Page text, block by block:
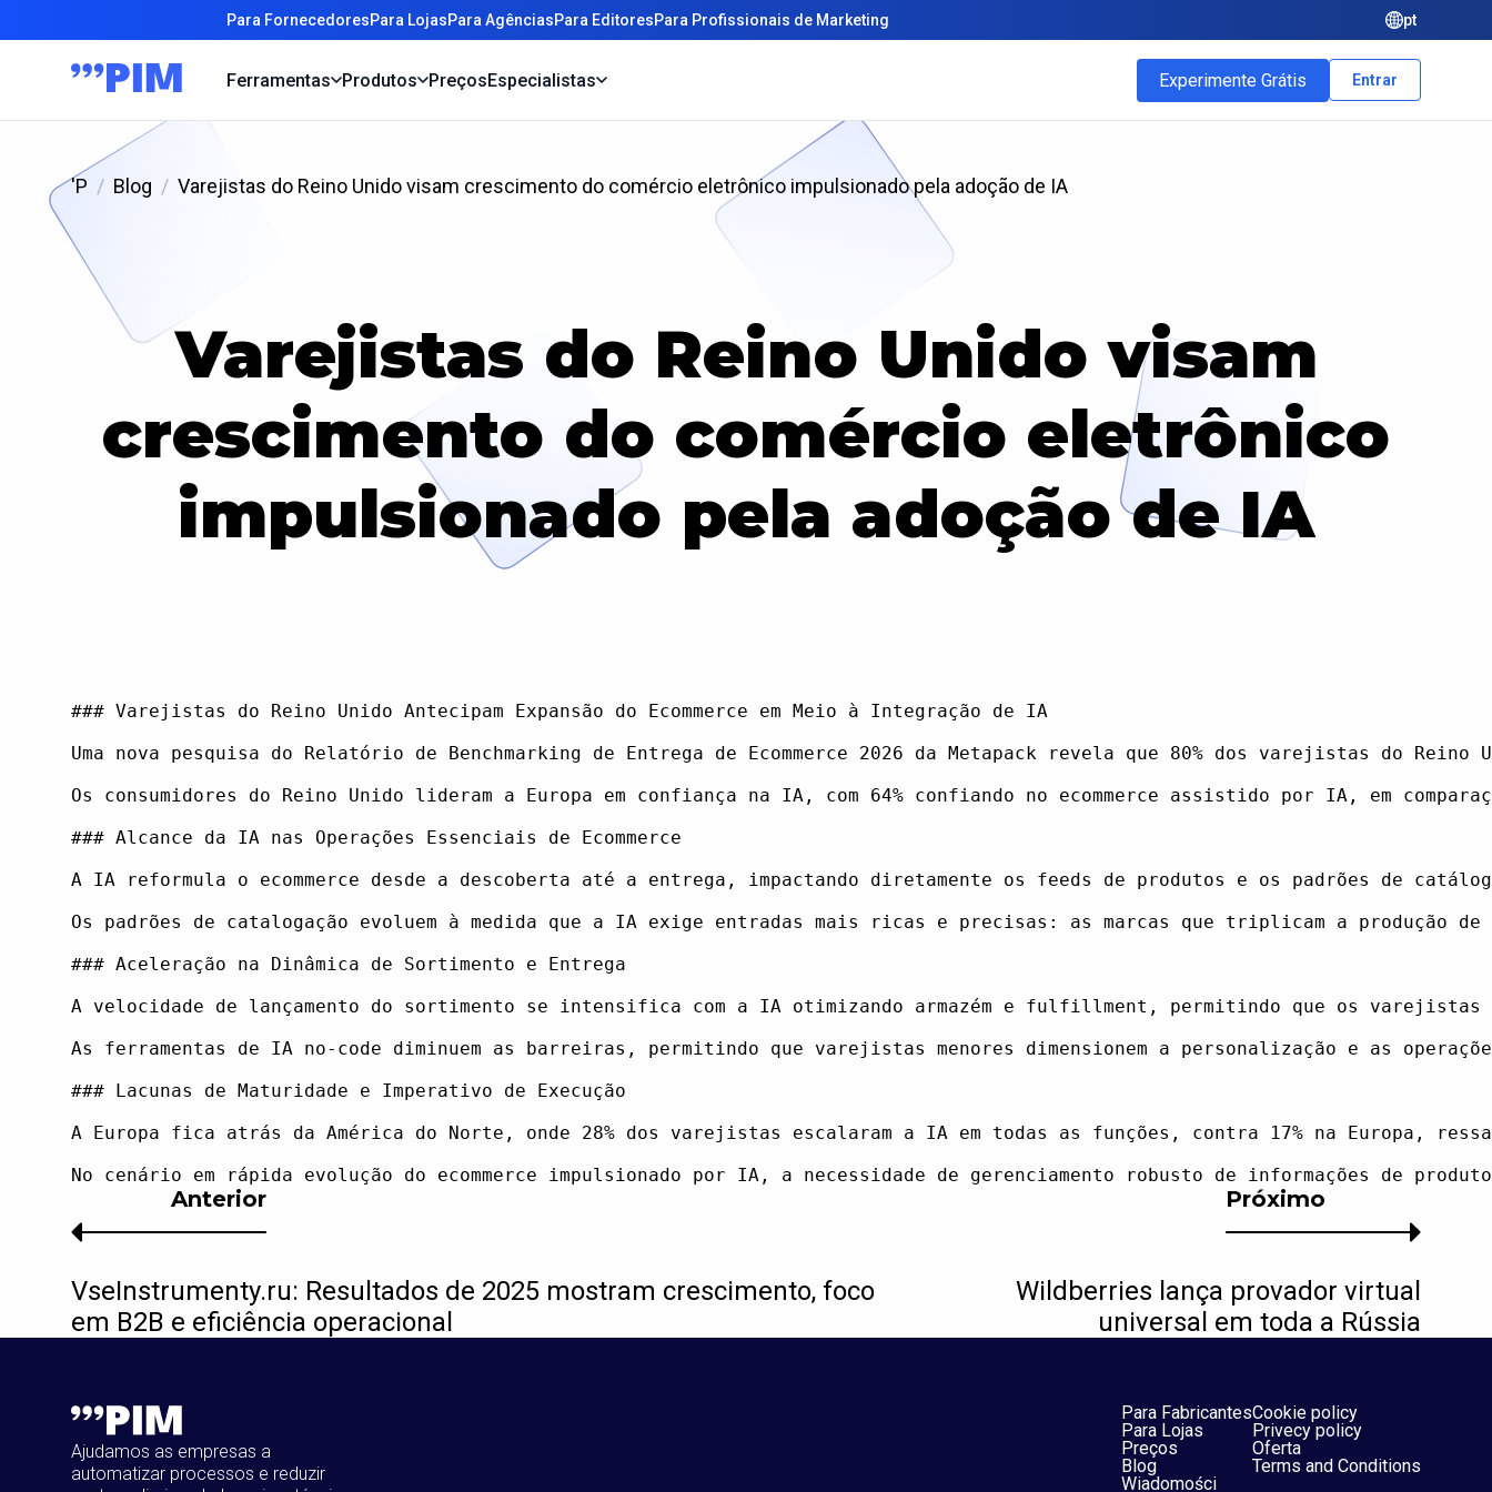
Para FornecedoresPara LojasPara AgênciasPara EditoresPara Profissionais de Marketing pt
Ferramentas Produtos PreçosEspecialistas Experimente Grátis Entrar
'P Blog Varejistas do Reino Unido visam crescimento do comércio eletrônico impulsionado pela adoção de IA
Varejistas do Reino Unido visam
crescimento do comércio eletrônico
impulsionado pela adoção de IA
### Varejistas do Reino Unido Antecipam Expansão do Ecommerce em Meio à Integração de IA
Uma nova pesquisa do Relatório de Benchmarking de Entrega de Ecommerce 2026 da Metapack revela que 80% dos varejistas do
Os consumidores do Reino Unido lideram a Europa em confiança na IA, com 64% confiando no ecommerce assistido por IA, em
### Alcance da IA nas Operações Essenciais de Ecommerce
A IA reformula o ecommerce desde a descoberta até a entrega, impactando diretamente os feeds de produtos e os padrões de
Os padrões de catalogação evoluem à medida que a IA exige entradas mais ricas e precisas: as marcas que triplicam a produção
### Aceleração na Dinâmica de Sortimento e Entrega
A velocidade de lançamento do sortimento se intensifica com a IA otimizando armazém e fulfillment, permitindo que os varejistas
As ferramentas de IA no-code diminuem as barreiras, permitindo que varejistas menores dimensionem a personalização e as
### Lacunas de Maturidade e Imperativo de Execução
A Europa fica atrás da América do Norte, onde 28% dos varejistas escalaram a IA em todas as funções, contra 17% na Europa,
Próximo
Wildberries lança provador virtual
universal em toda a Rússia
Anterior
VseInstrumenty.ru: Resultados de 2025 mostram crescimento, foco
em B2B e eficiência operacional
Ajudamos as empresas a
automatizar processos e reduzir
Para Fabricantes
Para Lojas
Preços
Blog
Wiadomości
Cookie policy
Privecy policy
Oferta
Terms and Conditions